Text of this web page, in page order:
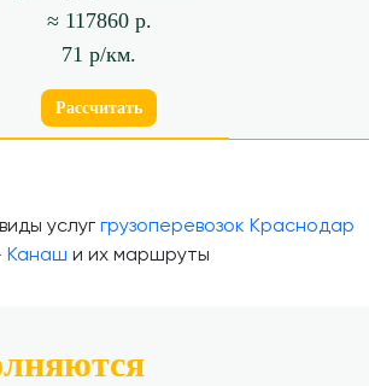
≈ 117860 р.
71 р/км.
Рассчитать
услуг грузоперевозок Краснодар
Канаш и их маршруты